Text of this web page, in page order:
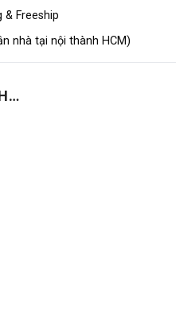
& Freeship
nhà tại nội thành HCM)